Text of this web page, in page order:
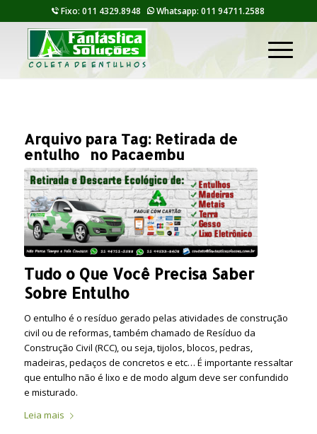
Fixo: 011 4329.8948 Whatsapp: 011 94711.2588
Arquivo para Tag: Retirada de
entulho no Pacaembu
Tudo o Que Você Precisa Saber
Sobre Entulho
O entulho é o resíduo gerado pelas atividades de construção
civil ou de reformas, também chamado de Resíduo da
Construção Civil (RCC), ou seja, tijolos, blocos, pedras,
madeiras, pedaços de concretos e etc… É importante ressaltar
que entulho não é lixo e de modo algum deve ser confundido
e misturado.
Leia mais